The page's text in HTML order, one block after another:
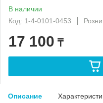
В наличии
Код: 1-4-0101-0453
17 100 ₸
Описание